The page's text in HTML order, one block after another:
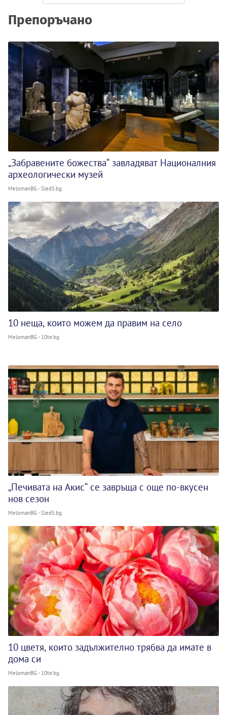
Препоръчано
„Забравените божества“ завладяват Националния
археологически музей
MelomanBG - Sled5.bg
10 неща, които можем да правим на село
MelomanBG - 10te.bg
„Печивата на Акис“ се завръща с още по-вкусен
нов сезон
MelomanBG - Sled5.bg
10 цветя, които задължително трябва да имате в
дома си
MelomanBG - 10te.bg